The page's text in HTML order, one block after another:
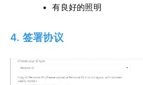
有良好的照明
4. 签署协议